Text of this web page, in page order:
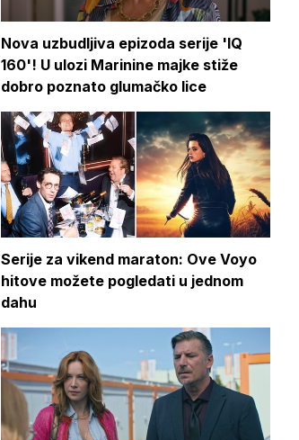
Nova uzbudljiva epizoda serije 'IQ
160'! U ulozi Marinine majke stiže
dobro poznato glumačko lice
Serije za vikend maraton: Ove Voyo
hitove možete pogledati u jednom
dahu